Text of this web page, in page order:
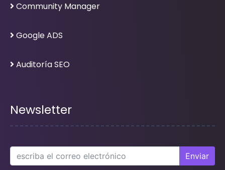
Community Manager
Google ADS
Auditoría SEO
Newsletter
Enviar